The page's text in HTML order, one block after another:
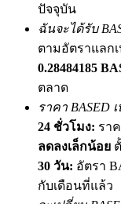
BTC Welcome
Deposit &
Deposit
ปัจจุบัน
ฉันจะได้รับ
ตามอัตราแลก
0.28484185
ตลาด
ราคา BASED
24 ชั่วโมง: รา
ลดลงเล็กน้อย
30 วัน: อัตรา
กับเดือนที่แล้ว